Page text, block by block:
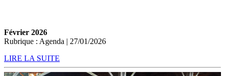
Février 2026
Rubrique : Agenda | 27/01/2026
LIRE LA SUITE